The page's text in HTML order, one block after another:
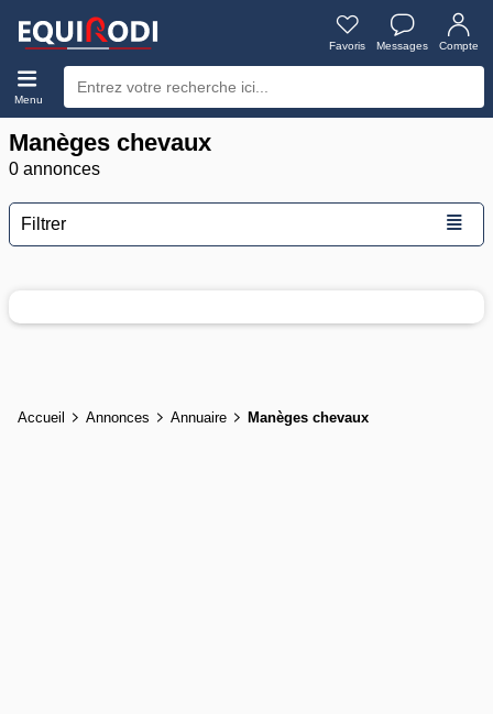
Favoris Messages Compte
Menu
Manèges chevaux
0 annonces
Filtrer ≣
Accueil Annonces Annuaire Manèges chevaux